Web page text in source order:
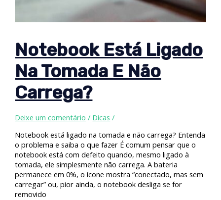
Notebook Está Ligado
Na Tomada E Não
Carrega?
Deixe um comentário / Dicas /
Notebook está ligado na tomada e não carrega? Entenda
o problema e saiba o que fazer É comum pensar que o
notebook está com defeito quando, mesmo ligado à
tomada, ele simplesmente não carrega. A bateria
permanece em 0%, o ícone mostra “conectado, mas sem
carregar” ou, pior ainda, o notebook desliga se for
removido